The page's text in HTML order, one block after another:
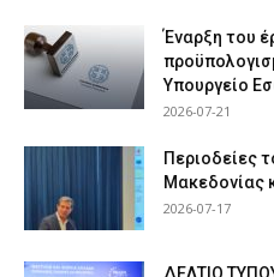
Έναρξη του
Υπουργείο
2026-07-21
Περιοδείες
Μακεδονίας
2026-07-17
ΔΕΛΤΙΟ